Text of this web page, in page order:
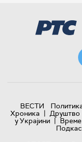
ВЕСТИ
Хроника | Друштво
у Украјини | Време